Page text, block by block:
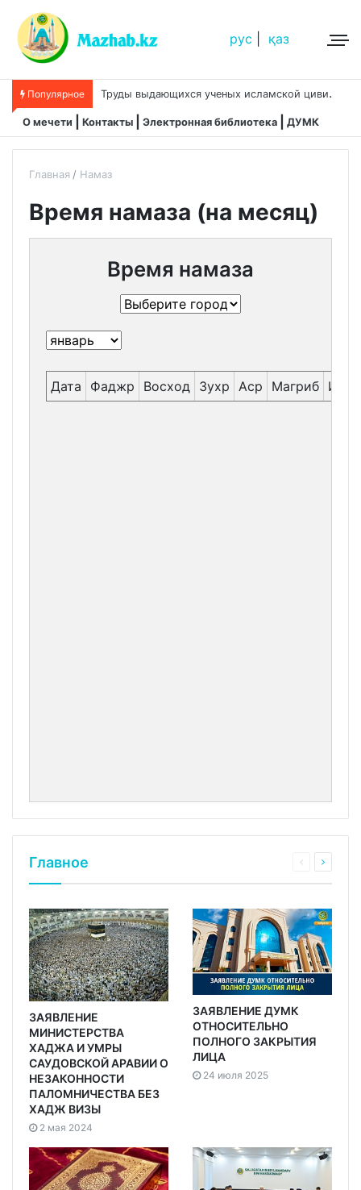
рус қаз
Популярное Труды выдающихся ученых исламской цивилизации
О мечети Контакты Электронная библиотека ДУМК
Главная Намаз
Время намаза (на месяц)
Время намаза
Дата Фаджр Восход Зухр Аср Магриб Иша
Главное
ЗАЯВЛЕНИЕ
МИНИСТЕРСТВА
ХАДЖА И УМРЫ
САУДОВСКОЙ АРАВИИ О
НЕЗАКОННОСТИ
ПАЛОМНИЧЕСТВА БЕЗ
ХАДЖ ВИЗЫ
2 мая 2024
ЗАЯВЛЕНИЕ ДУМК
ОТНОСИТЕЛЬНО
ПОЛНОГО ЗАКРЫТИЯ
ЛИЦА
24 июля 2025